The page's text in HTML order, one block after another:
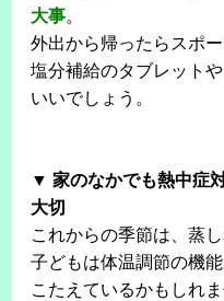
大事。
外出から帰ったらスポ
塩分補給のタブレット
いいでしょう。
▼ 家のなかでも熱中症
大切
これからの季節は、蒸
子どもは体温調節の機
こたえているかもしれま